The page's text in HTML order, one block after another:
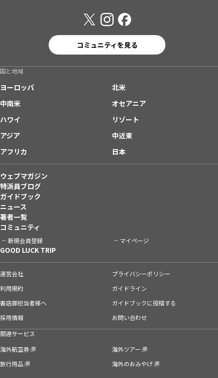
コミュニティを見る
国と地域
ヨーロッパ
北米
中南米
オセアニア
ハワイ
リゾート
アジア
中近東
アフリカ
日本
ウェブマガジン
特派員ブログ
ガイドブック
ニュース
著者一覧
コミュニティ
新規会員登録 マイページ
GOOD LUCK TRIP
運営会社
プライバシーポリシー
利用規約
ガイドライン
書店御担当者様へ
ガイドブックに投稿する
採用情報
お問い合わせ
関連サービス
海外航空券
海外ツアー
旅行用品
海外のおみやげ